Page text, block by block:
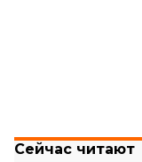
Сейчас читают